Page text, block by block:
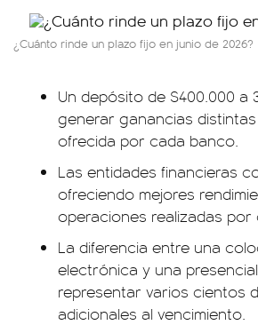
¿Cuánto rinde un plazo fijo en junio de 2026?
Un depósito de $400.000 a
generar ganancias
ofrecida por cada banco.
Las entidades financieras
ofreciendo mejores
operaciones realizadas por
La diferencia entre una
electrónica y una
representar varios cientos
adicionales al vencimiento.